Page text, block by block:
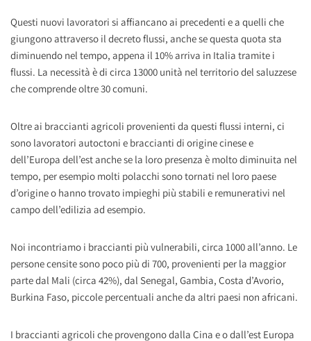
Questi nuovi lavoratori si affiancano ai precedenti e a quelli che
giungono attraverso il decreto flussi, anche se questa quota sta
diminuendo nel tempo, appena il 10% arriva in Italia tramite i
flussi. La necessità è di circa 13000 unità nel territorio del saluzzese
che comprende oltre 30 comuni.
Oltre ai braccianti agricoli provenienti da questi flussi interni, ci
sono lavoratori autoctoni e braccianti di origine cinese e
dell’Europa dell’est anche se la loro presenza è molto diminuita nel
tempo, per esempio molti polacchi sono tornati nel loro paese
d’origine o hanno trovato impieghi più stabili e remunerativi nel
campo dell’edilizia ad esempio.
Noi incontriamo i braccianti più vulnerabili, circa 1000 all’anno. Le
persone censite sono poco più di 700, provenienti per la maggior
parte dal Mali (circa 42%), dal Senegal, Gambia, Costa d’Avorio,
Burkina Faso, piccole percentuali anche da altri paesi non africani.
I braccianti agricoli che provengono dalla Cina e o dall’est Europa